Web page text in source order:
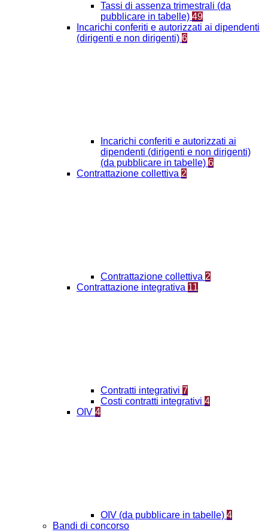
Tassi di assenza trimestrali (da
pubblicare in tabelle) 49
Incarichi conferiti e autorizzati ai dipendenti
(dirigenti e non dirigenti) 6
Incarichi conferiti e autorizzati ai
dipendenti (dirigenti e non dirigenti)
(da pubblicare in tabelle) 6
Contrattazione collettiva 2
Contrattazione collettiva 2
Contrattazione integrativa 11
Contratti integrativi 7
Costi contratti integrativi 4
OIV 4
OIV (da pubblicare in tabelle) 4
Bandi di concorso